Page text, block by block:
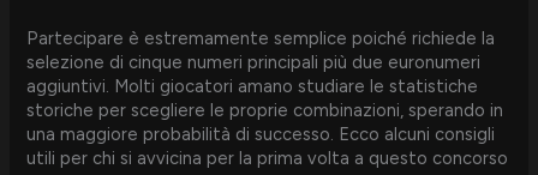
Partecipare è estremamente semplice poiché richiede la
selezione di cinque numeri principali più due euronumeri
aggiuntivi. Molti giocatori amano studiare le statistiche
storiche per scegliere le proprie combinazioni, sperando in
una maggiore probabilità di successo. Ecco alcuni consigli
utili per chi si avvicina per la prima volta a questo concorso